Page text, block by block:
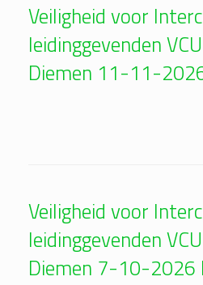
Veiligheid voor
leidinggevenden
Diemen 11-11-
Veiligheid voor
leidinggevenden
Diemen 7-10-2026